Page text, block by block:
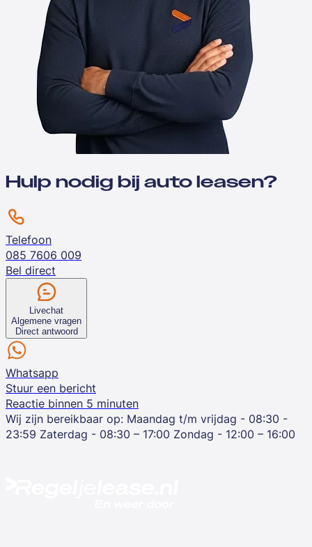
Hulp nodig bij auto leasen?
Telefoon
085 7606 009
Bel direct
Livechat
Algemene vragen
Direct antwoord
Whatsapp
Stuur een bericht
Reactie binnen 5 minuten
Wij zijn bereikbaar op: Maandag t/m vrijdag - 08:30 -
23:59 Zaterdag - 08:30 – 17:00 Zondag - 12:00 – 16:00